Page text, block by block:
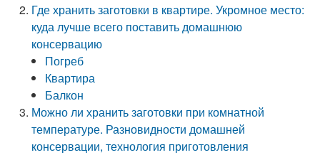
Где хранить заготовки в квартире. Укромное место:
куда лучше всего поставить домашнюю
консервацию
Погреб
Квартира
Балкон
Можно ли хранить заготовки при комнатной
температуре. Разновидности домашней
консервации, технология приготовления